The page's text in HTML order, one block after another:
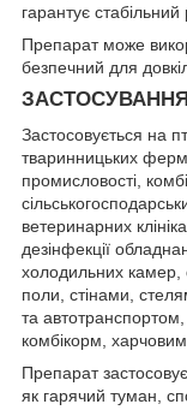
гарантує стабільний
Препарат може
безпечний для
ЗАСТОСУВАННЯ
Застосовується на
тваринницьких
промисловості,
ветеринарних
дезінфекції
холодильних камер,
поли, стінами,
та
комбікорм,
Препарат
як гарячий туман,